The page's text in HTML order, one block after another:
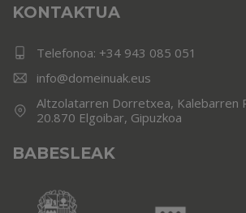
KONTAKTUA
Telefonoa: +34 943 085 051
info@domeinuak.eus
Altzolatarren Dorretxea, Kalebarren
20.870 Elgoibar, Gipuzkoa
BABESLEAK